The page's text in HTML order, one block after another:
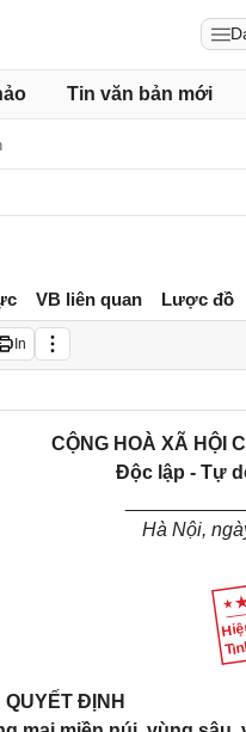
Tin văn bản mới
VB liên quan Lược đồ
In
CỘNG HOÀ XÃ HỘI
Độc lập - Tự
Hà Nội,
QUYẾT ĐỊNH